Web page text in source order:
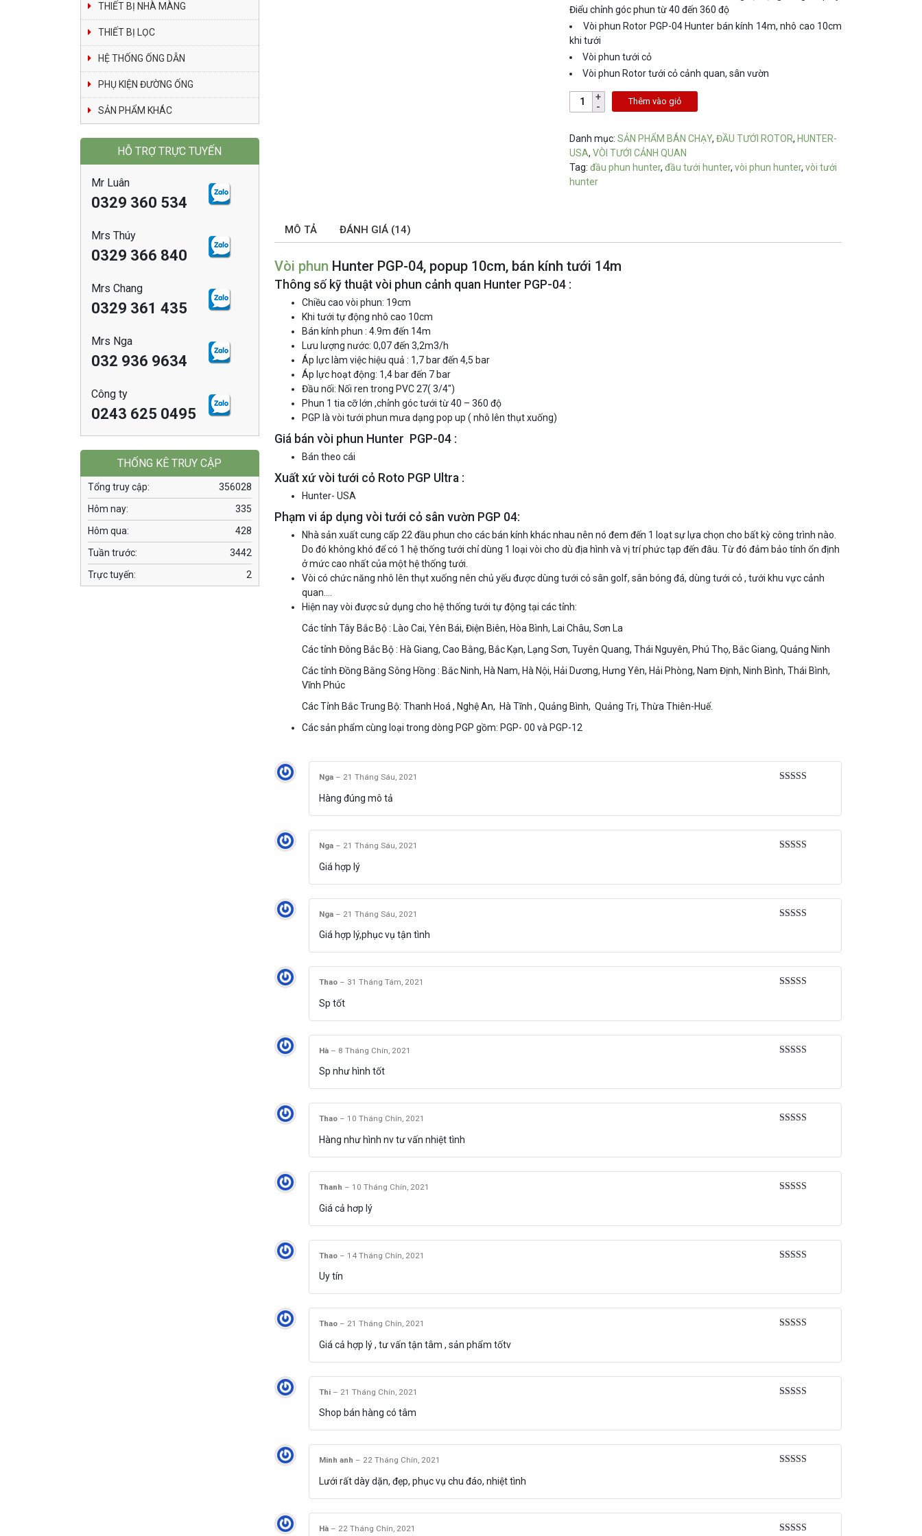
Điểu chỉnh góc phun từ 40 đến 360 độ
Vòi phun Rotor PGP-04 Hunter bán kính 14m, nhô cao 10cm
khi tưới
Vòi phun tưới cỏ
Vòi phun Rotor tưới cỏ cảnh quan, sân vườn
Thêm vào giỏ
Danh mục:SẢN PHẨM BÁN CHẠY,ĐẦU TƯỚI ROTOR, HUNTER-
USA,VÒI TƯỚI CẢNH QUAN
Tag:đầu phun hunter,đầu tưới hunter,vòi phun hunter,vòi tưới
hunter
MÔ TẢ ĐÁNH GIÁ (14)
Vòi phun Hunter PGP-04, popup 10cm, bán kính tưới 14m
Thông số kỹ thuật vòi phun cảnh quan Hunter PGP-04 :
Chiều cao vòi phun: 19cm
Khi tưới tự động nhô cao 10cm
Bán kính phun : 4.9m đến 14m
Lưu lượng nước: 0,07 đến 3,2m3/h
Áp lực làm việc hiệu quả : 1,7 bar đến 4,5 bar
Áp lực hoạt động: 1,4 bar đến 7 bar
Đầu nối: Nối ren trong PVC 27( 3/4″)
Phun 1 tia cỡ lớn ,chỉnh góc tưới từ 40 – 360 độ
PGP là vòi tưới phun mưa dạng pop up ( nhô lên thụt xuống)
Giá bán vòi phun Hunter PGP-04 :
Bán theo cái
Xuất xứ vòi tưới cỏ Roto PGP Ultra :
Hunter- USA
Phạm vi áp dụng vòi tưới cỏ sân vườn PGP 04:
Nhà sản xuất cung cấp 22 đầu phun cho các bán kính khác nhau nên nó đem đến 1 loạt sự lựa chọn cho bất kỳ công trình nào.
Do đó không khó để có 1 hệ thống tưới chỉ dùng 1 loại vòi cho dù địa hình và vị trí phức tạp đến đâu. Từ đó đảm bảo tính ổn định
ở mức cao nhất của một hệ thống tưới.
Vòi có chức năng nhô lên thụt xuống nên chủ yếu được dùng tưới cỏ sân golf, sân bóng đá, dùng tưới cỏ , tưới khu vực cảnh
quan….
Hiện nay vòi được sử dụng cho hệ thống tưới tự động tại các tỉnh:
Các tỉnh Tây Bắc Bộ : Lào Cai, Yên Bái, Điện Biên, Hòa Bình, Lai Châu, Sơn La
Các tỉnh Đông Bắc Bộ : Hà Giang, Cao Bằng, Bắc Kạn, Lạng Sơn, Tuyên Quang, Thái Nguyên, Phú Thọ, Bắc Giang, Quảng Ninh
Các tỉnh Đồng Bằng Sông Hồng : Bắc Ninh, Hà Nam, Hà Nội, Hải Dương, Hưng Yên, Hải Phòng, Nam Định, Ninh Bình, Thái Bình,
Vĩnh Phúc
Các Tỉnh Bắc Trung Bộ: Thanh Hoá , Nghệ An, Hà Tĩnh , Quảng Bình, Quảng Trị, Thừa Thiên-Huế.
Các sản phẩm cùng loại trong dòng PGP gồm: PGP- 00 và PGP-12
Nga – 21 Tháng Sáu, 2021
Hàng đúng mô tả
Nga – 21 Tháng Sáu, 2021
Giá hợp lý
Nga – 21 Tháng Sáu, 2021
Giá hợp lý,phục vụ tận tình
Thao – 31 Tháng Tám, 2021
Sp tốt
Hà – 8 Tháng Chín, 2021
Sp như hình tốt
Thao – 10 Tháng Chín, 2021
Hàng như hình nv tư vấn nhiệt tình
Thanh – 10 Tháng Chín, 2021
Giá cả hơp lý
Thao – 14 Tháng Chín, 2021
Uy tín
Thao – 21 Tháng Chín, 2021
Giá cả hợp lý , tư vấn tận tâm , sản phẩm tốtv
Thi – 21 Tháng Chín, 2021
Shop bán hàng có tâm
Minh anh – 22 Tháng Chín, 2021
Lưới rất dày dặn, đẹp, phục vụ chu đáo, nhiệt tình
Hà – 22 Tháng Chín, 2021
THIẾT BỊ NHÀ MÀNG
THIẾT BỊ LỌC
HỆ THỐNG ỐNG DẪN
PHỤ KIỆN ĐƯỜNG ỐNG
SẢN PHẨM KHÁC
HỖ TRỢ TRỰC TUYẾN
Mr Luân
0329 360 534
Mrs Thúy
0329 366 840
Mrs Chang
0329 361 435
Mrs Nga
032 936 9634
Công ty
0243 625 0495
THỐNG KÊ TRUY CẬP
356028
Tổng truy cập:
335
Hôm nay:
428
Hôm qua:
3442
Tuần trước:
2
Trực tuyến: